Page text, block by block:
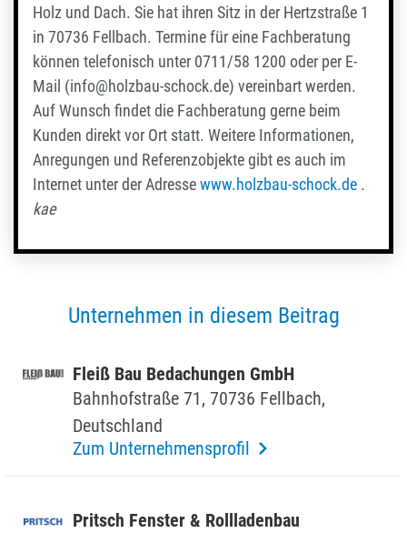
Holz und Dach. Sie hat ihren Sitz in der Hertzstraße 1
in 70736 Fellbach. Termine für eine Fachberatung
können telefonisch unter 0711/58 1200 oder per E-
Mail (info@holzbau-schock.de) vereinbart werden.
Auf Wunsch findet die Fachberatung gerne beim
Kunden direkt vor Ort statt. Weitere Informationen,
Anregungen und Referenzobjekte gibt es auch im
Internet unter der Adressewww.holzbau-schock.de .
kae
Unternehmen in diesem Beitrag
Fleiß Bau Beda­chungen GmbH
Bahn­hof­straße 71, 70736 Fell­bach,
Deutsch­land
Zum Unternehmensprofil
Pritsch Fenster & Roll­la­denbau